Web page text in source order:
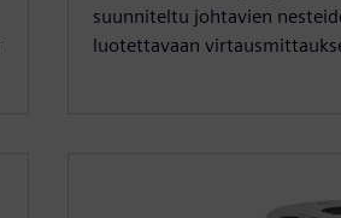
suunniteltu johtavien
luotettavaan